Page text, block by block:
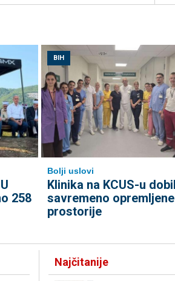
258
BIH
Bolji uslovi
Klinika na KCUS-u
savremeno opremljene
prostorije
Najčitanije